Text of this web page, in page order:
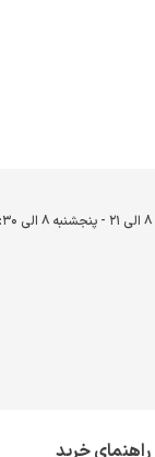
راهنمای خرید